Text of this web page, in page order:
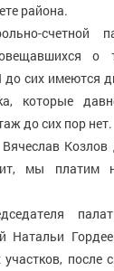
района.
счетной
сих имеются
которые
до сих пор нет.
Козлов
мы платим
Натальи
после